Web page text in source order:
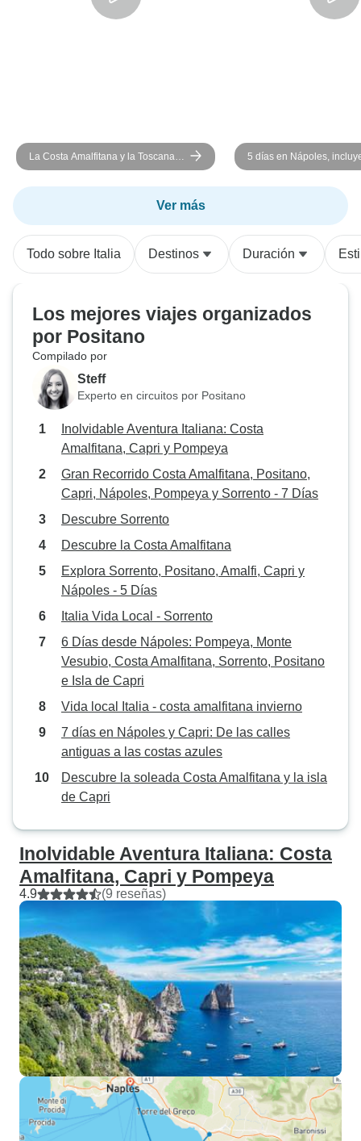
La Costa Amalfitana y la Toscana:
una escapada a la «dolce vita»
italiana | 7 días
5 días en Nápoles,
Sorrento, Amalfi, la isla
Pompeya y el Vesubio.
Ver más
Todo sobre Italia Destinos Duración
Los mejores viajes organizados
por Positano
Compilado por
Steff
Experto en circuitos por Positano
Inolvidable Aventura Italiana: Costa
Amalfitana, Capri y Pompeya
Gran Recorrido Costa Amalfitana, Positano,
Capri, Nápoles, Pompeya y Sorrento - 7 Días
Descubre Sorrento
Descubre la Costa Amalfitana
Explora Sorrento, Positano, Amalfi, Capri y
Nápoles - 5 Días
Italia Vida Local - Sorrento
6 Días desde Nápoles: Pompeya, Monte
Vesubio, Costa Amalfitana, Sorrento, Positano
e Isla de Capri
Vida local Italia - costa amalfitana invierno
7 días en Nápoles y Capri: De las calles
antiguas a las costas azules
Descubre la soleada Costa Amalfitana y la isla
de Capri
Inolvidable Aventura Italiana: Costa
Amalfitana, Capri y Pompeya
4.9 (9 reseñas)